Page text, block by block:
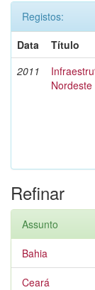
Registos:
Data
Título
2011
Nordeste
Refinar
Assunto
Bahia
Ceará